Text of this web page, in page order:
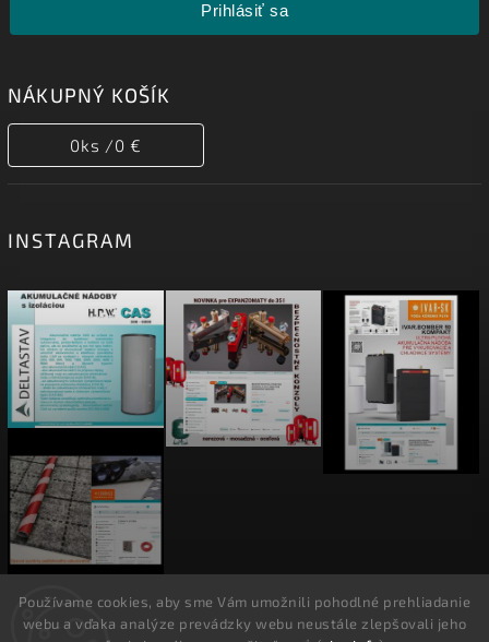
Používame cookies, aby sme Vám umožnili pohodlné prehliadanie
webu a vďaka analýze prevádzky webu neustále zlepšovali jeho
Prihlásiť sa
NÁKUPNÝ KOŠÍK
0ks /0 €
INSTAGRAM